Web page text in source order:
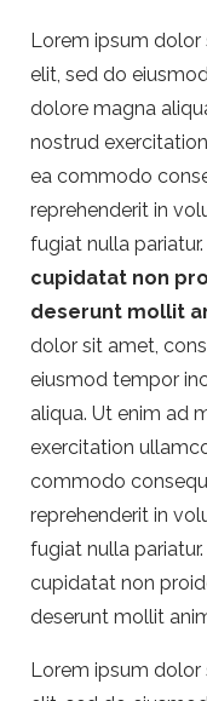
Lorem ipsum dolor
elit, sed do
dolore magna
nostrud
ea commodo
reprehenderit in
fugiat nulla pariatur.
cupidatat non
deserunt mollit
dolor sit amet,
eiusmod tempor
aliqua. Ut enim ad
exercitation
commodo
reprehenderit in
fugiat nulla
cupidatat non
deserunt mollit
Lorem ipsum dolor